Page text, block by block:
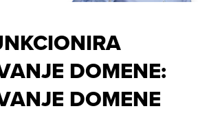
DOMENE:
DOMENE